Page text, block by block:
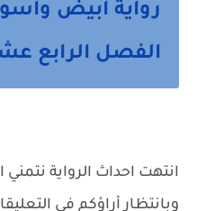
رواية أبيض
الفصل الرابع
انتهت احداث الرواية
وبانتظار أراؤكم في